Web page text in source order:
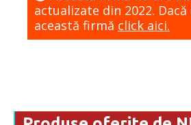
actualizate din 2022.
această firmă click aici.